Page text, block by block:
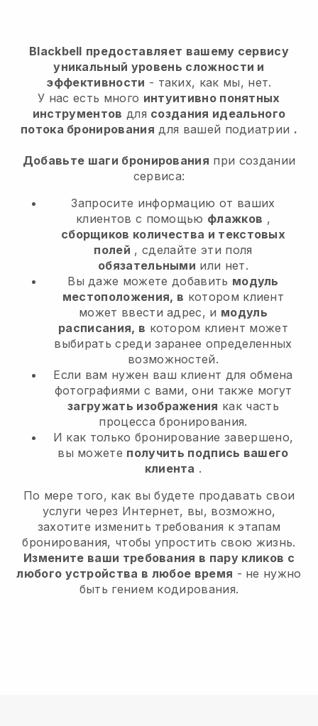
Blackbell предоставляет вашему сервису
уникальный уровень сложности и
эффективности - таких, как мы, нет.
У нас есть много интуитивно понятных
инструментов для создания идеального
потока бронирования для вашей подиатрии .
Добавьте шаги бронирования при создании
сервиса:
Запросите информацию от ваших
клиентов с помощью флажков ,
сборщиков количества и текстовых
полей , сделайте эти поля
обязательными или нет.
Вы даже можете добавить модуль
местоположения, в котором клиент
может ввести адрес, и модуль
расписания, в котором клиент может
выбирать среди заранее определенных
возможностей.
Если вам нужен ваш клиент для обмена
фотографиями с вами, они также могут
загружать изображения как часть
процесса бронирования.
И как только бронирование завершено,
вы можете получить подпись вашего
клиента .
По мере того, как вы будете продавать свои
услуги через Интернет, вы, возможно,
захотите изменить требования к этапам
бронирования, чтобы упростить свою жизнь.
Измените ваши требования в пару кликов с
любого устройства в любое время - не нужно
быть гением кодирования.